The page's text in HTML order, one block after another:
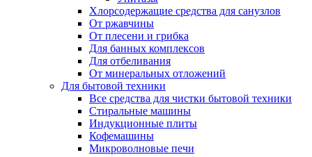
Хлорсодержащие средства для санузлов
От ржавчины
От плесени и грибка
Для банных комплексов
Для отбеливания
От минеральных отложений
Для бытовой техники
Все средства для чистки бытовой техники
Стиральные машины
Индукционные плиты
Кофемашины
Микроволновые печи